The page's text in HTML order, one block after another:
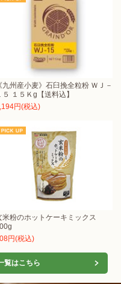
九州産小麦》石臼挽全粒粉 ＷＪ－
５ １５Ｋg【送料込】
円(税込)
米粉のホットケーキミックス
円(税込)
覧はこちら